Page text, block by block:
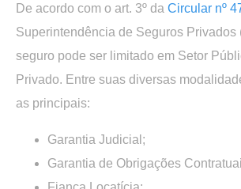
De acordo com o art. 3º da Circular nº
Superintendência de Seguros Privados
seguro pode ser limitado em Setor
Privado. Entre suas diversas
as principais:
Garantia Judicial;
Garantia de Obrigações